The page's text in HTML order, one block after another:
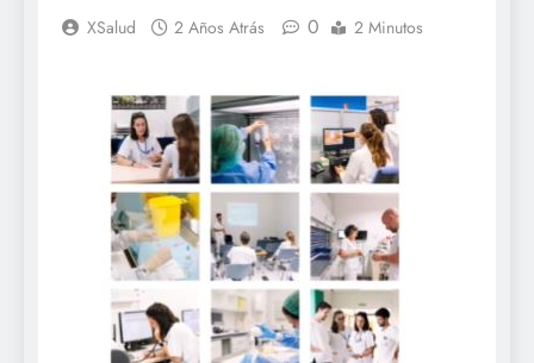
XSalud 2 Años Atrás 0 2 Minutos